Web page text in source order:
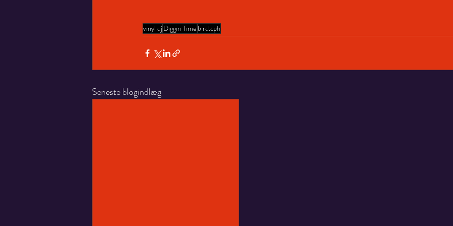
vinyl dj Diggin Time bird.cph
Seneste blogindlæg